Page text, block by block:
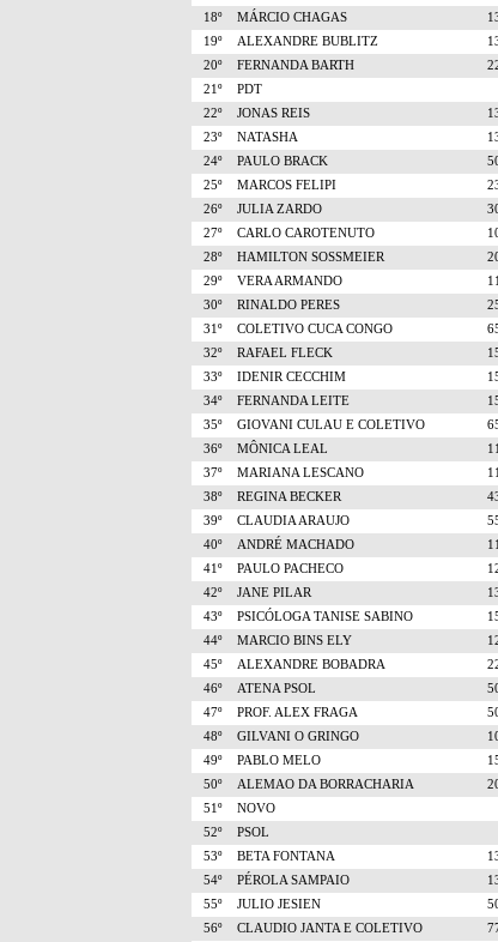
18º
MÁRCIO CHAGAS
19º
ALEXANDRE BUBLITZ
20º
FERNANDA BARTH
21º
PDT
22º
JONAS REIS
23º
NATASHA
24º
PAULO BRACK
25º
MARCOS FELIPI
26º
JULIA ZARDO
27º
CARLO CAROTENUTO
28º
HAMILTON SOSSMEIER
29º
VERA ARMANDO
30º
RINALDO PERES
31º
COLETIVO CUCA CONGO
32º
RAFAEL FLECK
33º
IDENIR CECCHIM
34º
FERNANDA LEITE
35º
GIOVANI CULAU E COLETIVO
36º
MÔNICA LEAL
37º
MARIANA LESCANO
38º
REGINA BECKER
39º
CLAUDIA ARAUJO
40º
ANDRÉ MACHADO
41º
PAULO PACHECO
42º
JANE PILAR
43º
PSICÓLOGA TANISE SABINO
44º
MARCIO BINS ELY
45º
ALEXANDRE BOBADRA
46º
ATENA PSOL
47º
PROF. ALEX FRAGA
48º
GILVANI O GRINGO
49º
PABLO MELO
50º
ALEMAO DA BORRACHARIA
51º
NOVO
52º
PSOL
53º
BETA FONTANA
54º
PÉROLA SAMPAIO
55º
JULIO JESIEN
56º
CLAUDIO JANTA E COLETIVO